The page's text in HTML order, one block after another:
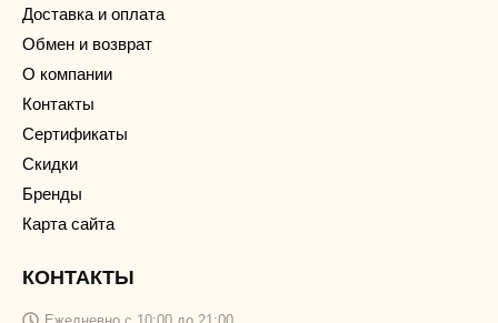
Доставка и оплата
Обмен и возврат
О компании
Контакты
Сертификаты
Скидки
Бренды
Карта сайта
КОНТАКТЫ